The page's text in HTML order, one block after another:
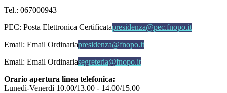
Tel.: 067000943
PEC: Posta Elettronica Certificatapresidenza@pec.fnopo.it
Email: Email Ordinariapresidenza@fnopo.it
Email: Email Ordinariasegreteria@fnopo.it
Orario apertura linea telefonica:
Lunedì-Venerdì 10.00/13.00 - 14.00/15.00